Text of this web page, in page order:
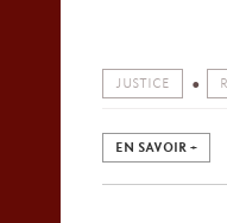
JUSTICE
EN SAVOIR +